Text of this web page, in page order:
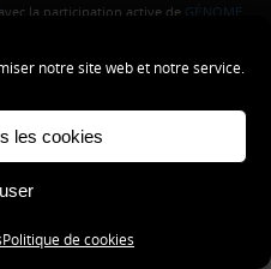
notre site web et notre service.
les cookies
Politique de cookies
avec la participation active de GÉNOME